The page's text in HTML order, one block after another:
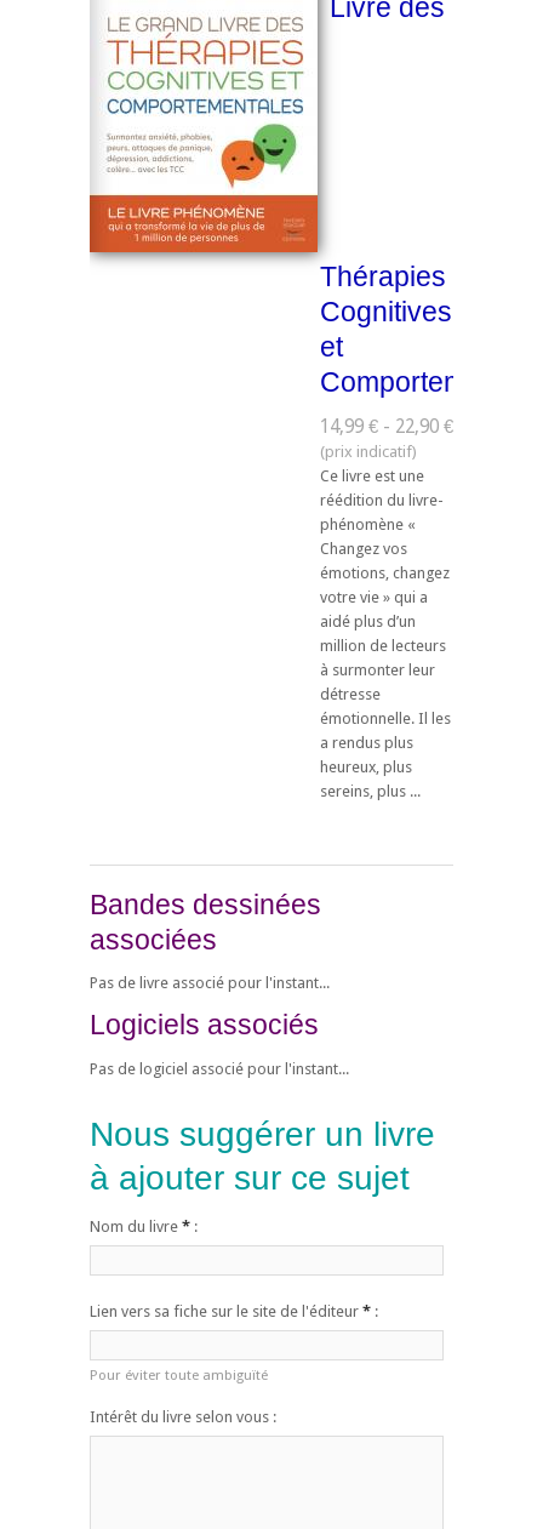
Livre des
Thérapies
Cognitives
et
14,99 € - 22,90 €
Ce livre est une
réédition du livre-
phénomène «
Changez vos
émotions, changez
votre vie » qui a
aidé plus d’un
million de lecteurs
à surmonter leur
détresse
émotionnelle. Il les
a rendus plus
heureux, plus
sereins, plus ...
Bandes dessinées
associées
Pas de livre associé pour l'instant...
Logiciels associés
Pas de logiciel associé pour l'instant...
Nous suggérer un livre
à ajouter sur ce sujet
Nom du livre * :
Lien vers sa fiche sur le site de l'éditeur * :
Pour éviter toute ambiguïté
Intérêt du livre selon vous :